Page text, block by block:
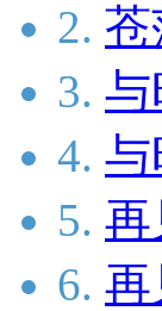
2. 苍
3. 与
4. 与
5. 再
6. 再